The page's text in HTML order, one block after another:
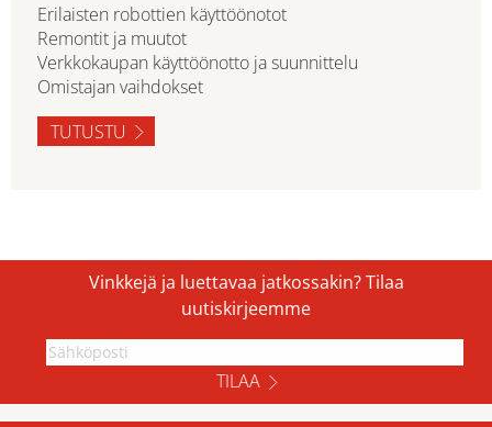
Erilaisten robottien käyttöönotot
Remontit ja muutot
Verkkokaupan käyttöönotto ja suunnittelu
Omistajan vaihdokset
TUTUSTU
Vinkkejä ja luettavaa jatkossakin? Tilaa
uutiskirjeemme
TILAA